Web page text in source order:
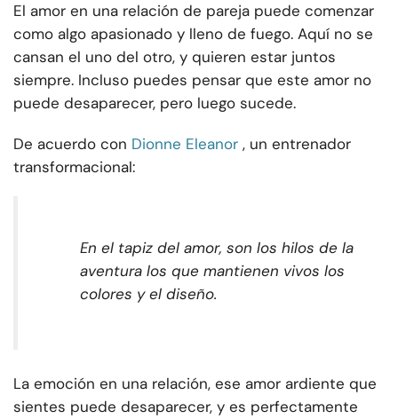
El amor en una relación de pareja puede comenzar
como algo apasionado y lleno de fuego. Aquí no se
cansan el uno del otro, y quieren estar juntos
siempre. Incluso puedes pensar que este amor no
puede desaparecer, pero luego sucede.
De acuerdo con Dionne Eleanor , un entrenador
transformacional:
En el tapiz del amor, son los hilos de la
aventura los que mantienen vivos los
colores y el diseño.
La emoción en una relación, ese amor ardiente que
sientes puede desaparecer, y es perfectamente